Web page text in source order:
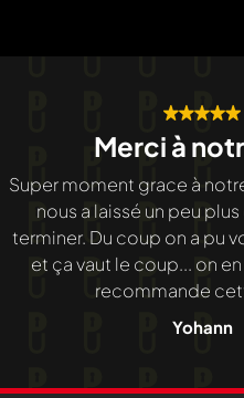
Merci à
Super moment grace à
nous a laissé un peu
terminer. Du coup on a pu
et ça vaut le coup... on
recommande
Yohann